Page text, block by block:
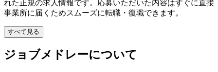
れた正規の求人情報です。応募いただいた内容はすぐに直接
事業所に届くためスムーズに転職・復職できます。
すべて見る
ジョブメドレーについて